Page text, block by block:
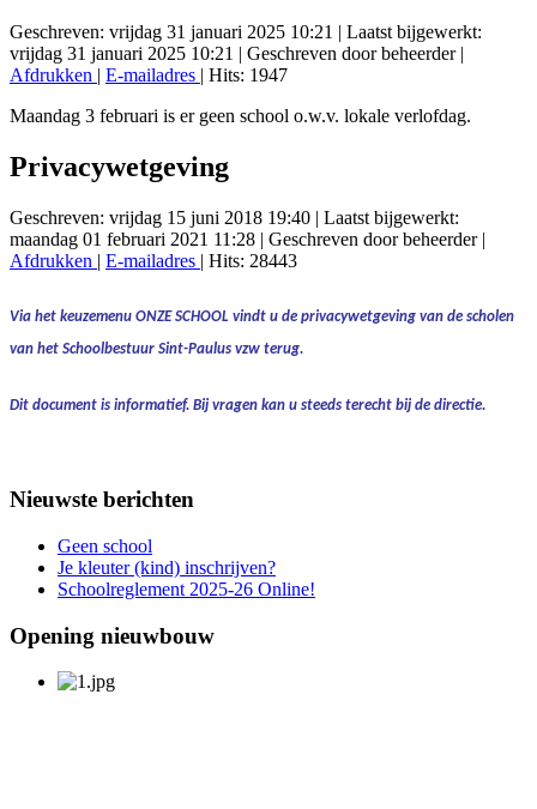
Geschreven: vrijdag 31 januari 2025 10:21 | Laatst bijgewerkt:
vrijdag 31 januari 2025 10:21 | Geschreven door beheerder|
Afdrukken | E-mailadres | Hits: 1947
Maandag 3 februari is er geen school o.w.v. lokale verlofdag.
Privacywetgeving
Geschreven: vrijdag 15 juni 2018 19:40 | Laatst bijgewerkt:
maandag 01 februari 2021 11:28 | Geschreven door beheerder|
Afdrukken | E-mailadres | Hits: 28443
Via het keuzemenu ONZE SCHOOL vindt u de privacywetgeving van de scholen
van het Schoolbestuur Sint-Paulus vzw terug.
Dit document is informatief. Bij vragen kan u steeds terecht bij de directie.
Nieuwste berichten
Geen school
Je kleuter (kind) inschrijven?
Schoolreglement 2025-26 Online!
Opening nieuwbouw